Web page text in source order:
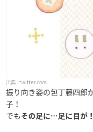
twitter.com
振り向き姿の包丁藤四郎
子！
でも その足に…足に目が